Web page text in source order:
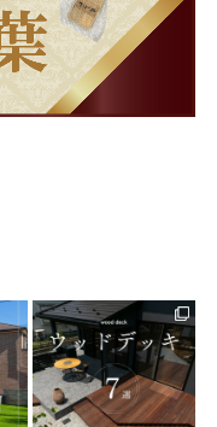
land_garden
21 0